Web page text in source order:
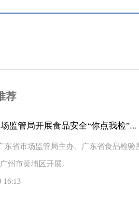
荐
监管局开展食品安全“你点我检”...
东省市场监管局主办、广东省食品检
州市黄埔区开展。
16:13